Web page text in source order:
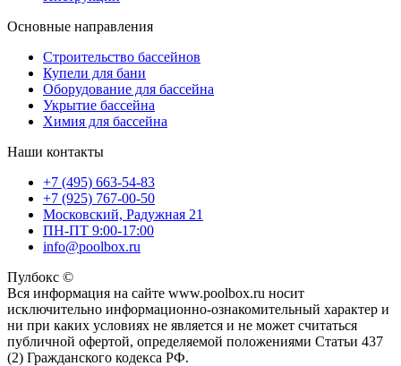
Основные направления
Строительство бассейнов
Купели для бани
Оборудование для бассейна
Укрытие бассейна
Химия для бассейна
Наши контакты
+7 (495) 663-54-83
+7 (925) 767-00-50
Московский, Радужная 21
ПН-ПТ 9:00-17:00
info@poolbox.ru
Пулбокс ©
Вся информация на сайте www.poolbox.ru носит
исключительно информационно-ознакомительный характер и
ни при каких условиях не является и не может считаться
публичной офертой, определяемой положениями Статьи 437
(2) Гражданского кодекса РФ.